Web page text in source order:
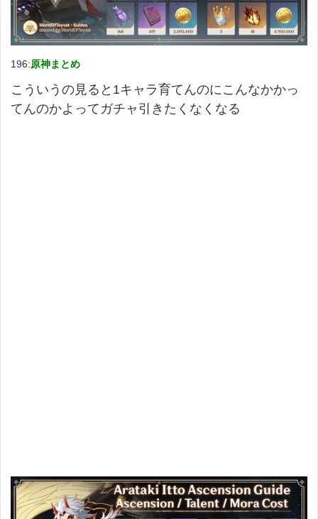
196:原神まとめ
こういうの見ると1キャラ育てんのにこんなかかっ
てんのかよってガチャ引きたくなくなる